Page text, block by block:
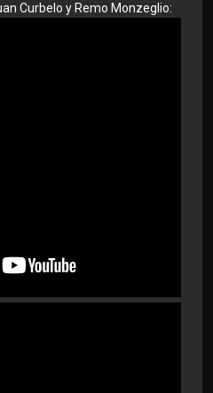
Curbelo y Remo Monzeglio: